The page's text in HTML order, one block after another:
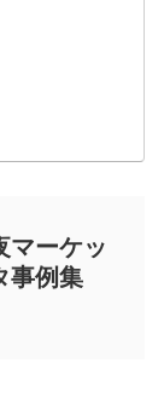
マーケッ
事例集